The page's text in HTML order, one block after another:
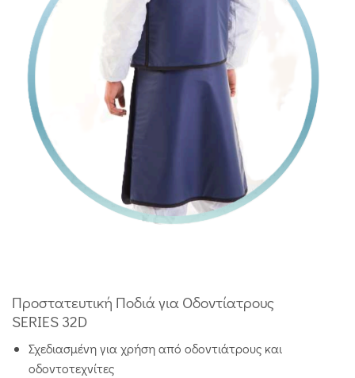
Προστατευτική Ποδιά για Οδοντίατρους
SERIES 32D
Σχεδιασμένη για χρήση από οδοντιάτρους και
οδοντοτεχνίτες